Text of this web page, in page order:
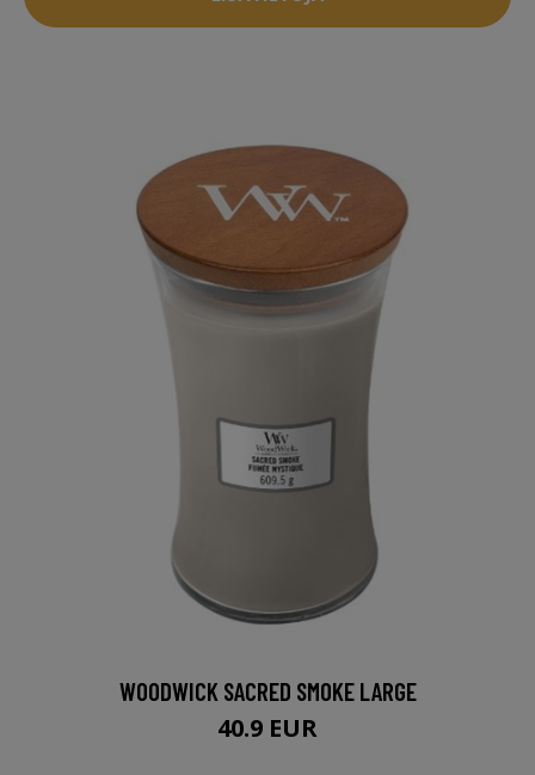
WOODWICK SACRED SMOKE LARGE
40.9 EUR